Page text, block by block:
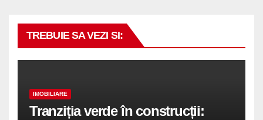
TREBUIE SA VEZI SI:
IMOBILIARE
Tranziția verde în construcții: